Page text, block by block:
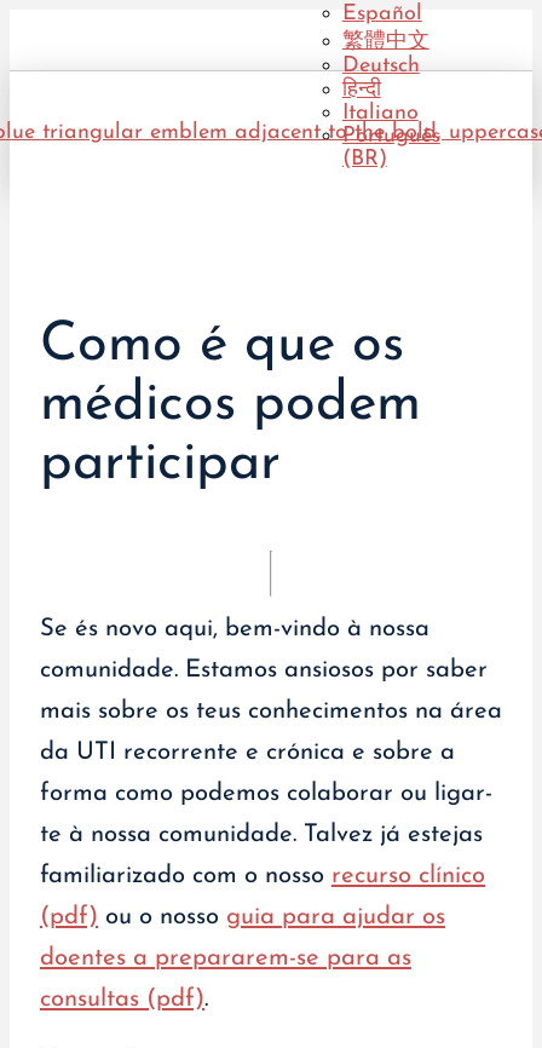
Español
繁體中文
Deutsch
हिन्दी
Italiano
Português
(BR)
Como é que os
médicos podem
participar
Se és novo aqui, bem-vindo à nossa
comunidade. Estamos ansiosos por saber
mais sobre os teus conhecimentos na área
da UTI recorrente e crónica e sobre a
forma como podemos colaborar ou ligar-
te à nossa comunidade. Talvez já estejas
familiarizado com o nosso recurso clínico
(pdf) ou o nosso guia para ajudar os
doentes a prepararem-se para as
consultas (pdf).